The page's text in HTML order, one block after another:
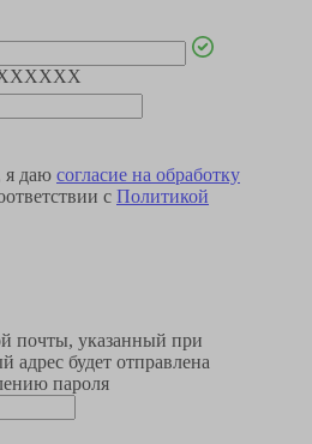
я даю согласие на обработку
с Политикой
почты, указанный при
адрес будет отправлена
пароля